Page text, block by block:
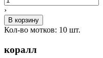
›
В корзину
Кол-во мотков: 10 шт.
коралл